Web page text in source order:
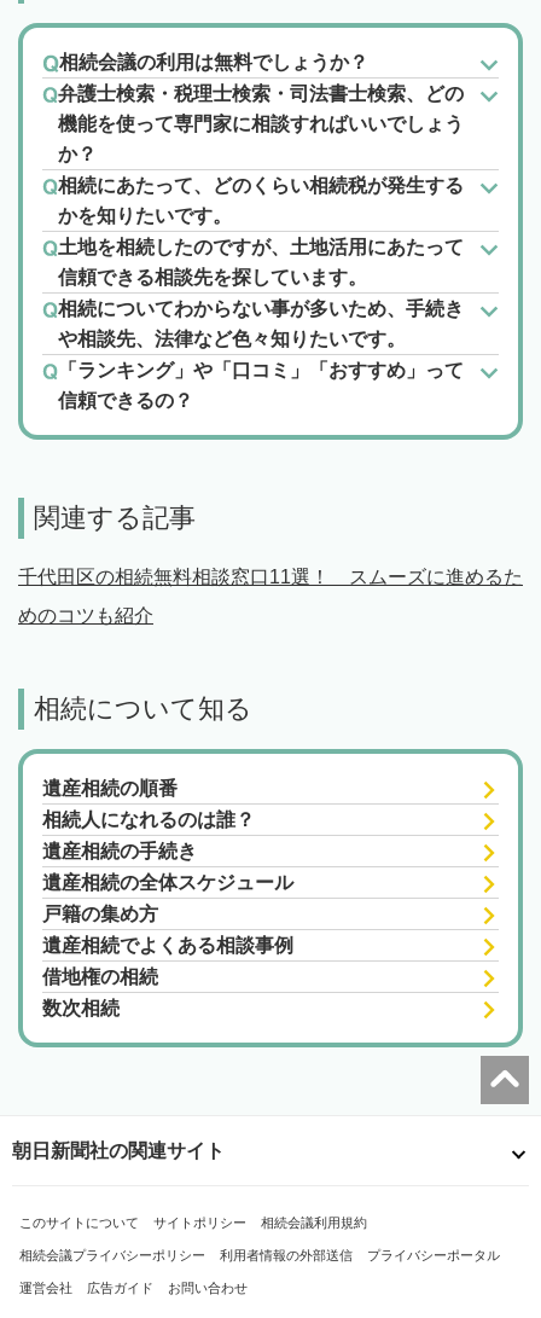
相続会議の利用は無料でしょうか？
弁護士検索・税理士検索・司法書士検索、どの
機能を使って専門家に相談すればいいでしょう
か？
相続にあたって、どのくらい相続税が発生する
かを知りたいです。
土地を相続したのですが、土地活用にあたって
信頼できる相談先を探しています。
相続についてわからない事が多いため、手続き
や相談先、法律など色々知りたいです。
「ランキング」や「口コミ」「おすすめ」って
信頼できるの？
関連する記事
千代田区の相続無料相談窓口11選！ スムーズに進めるた
めのコツも紹介
相続について知る
遺産相続の順番
相続人になれるのは誰？
遺産相続の手続き
遺産相続の全体スケジュール
戸籍の集め方
遺産相続でよくある相談事例
借地権の相続
数次相続
朝日新聞社の関連サイト
このサイトについて サイトポリシー 相続会議利用規約
相続会議プライバシーポリシー 利用者情報の外部送信 プライバシーポータル
運営会社 広告ガイド お問い合わせ